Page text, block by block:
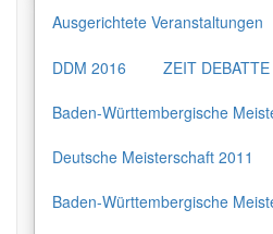
Ausgerichtete Veranstaltungen
DDM 2016 ZEIT
Baden-Württembergische
Deutsche Meisterschaft 2011
Baden-Württembergische